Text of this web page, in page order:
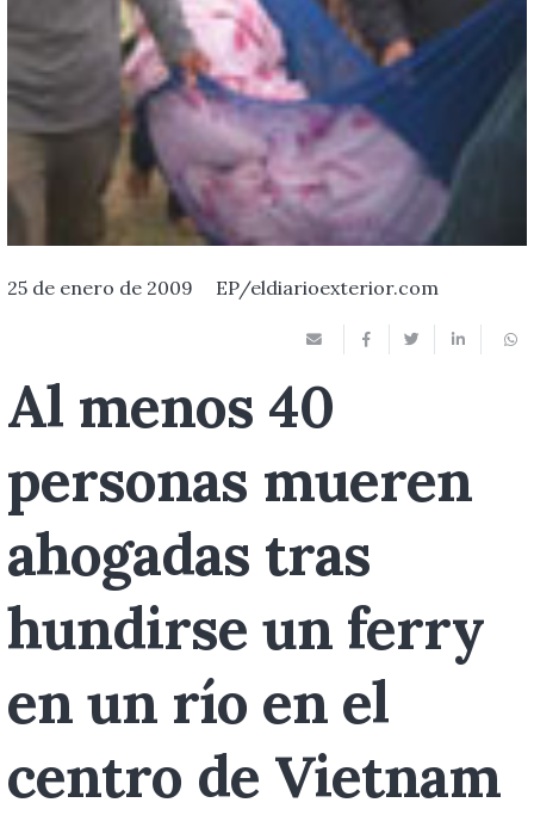
25 de enero de 2009 EP/eldiarioexterior.com
Al menos 40
personas mueren
ahogadas tras
hundirse un ferry
en un río en el
centro de Vietnam